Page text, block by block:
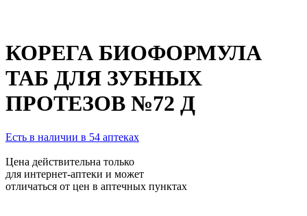
КОРЕГА БИОФОРМУЛА
ТАБ ДЛЯ ЗУБНЫХ
ПРОТЕЗОВ №72 Д
Есть в наличии в 54 аптеках
Цена действительна только
для интернет-аптеки и может
отличаться от цен в аптечных пунктах